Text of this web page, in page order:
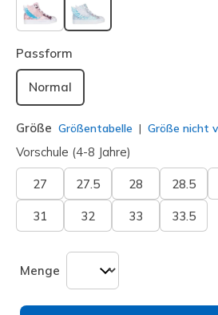
ausgewählt
Passform
Normal
Größe Größentabelle Größe nicht
Vorschule (4-8 Jahre)
27 27.5 28 28.5
31 32 33 33.5
Menge